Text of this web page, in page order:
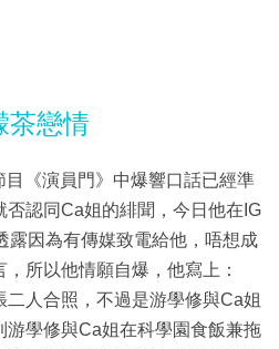
茶戀情
《演員門》中爆響口話已經準
認同Ca姐的緋聞，今日他在IG
露因為有傳媒致電給他，唔想成
所以他情願自爆，他寫上：
二人合照，不過是游學修與Ca姐
游學修與Ca姐在科學園食飯兼拖